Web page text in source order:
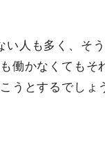
人も多く、そ
働かなくてもそ
うとするでしょ